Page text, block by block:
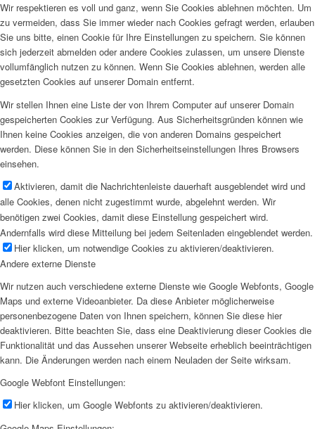
Wir respektieren es voll und ganz, wenn Sie Cookies ablehnen möchten. Um
zu vermeiden, dass Sie immer wieder nach Cookies gefragt werden, erlauben
Sie uns bitte, einen Cookie für Ihre Einstellungen zu speichern. Sie können
sich jederzeit abmelden oder andere Cookies zulassen, um unsere Dienste
vollumfänglich nutzen zu können. Wenn Sie Cookies ablehnen, werden alle
gesetzten Cookies auf unserer Domain entfernt.
Wir stellen Ihnen eine Liste der von Ihrem Computer auf unserer Domain
gespeicherten Cookies zur Verfügung. Aus Sicherheitsgründen können wie
Ihnen keine Cookies anzeigen, die von anderen Domains gespeichert
werden. Diese können Sie in den Sicherheitseinstellungen Ihres Browsers
einsehen.
Aktivieren, damit die Nachrichtenleiste dauerhaft ausgeblendet wird und
alle Cookies, denen nicht zugestimmt wurde, abgelehnt werden. Wir
benötigen zwei Cookies, damit diese Einstellung gespeichert wird.
Andernfalls wird diese Mitteilung bei jedem Seitenladen eingeblendet werden.
Hier klicken, um notwendige Cookies zu aktivieren/deaktivieren.
Andere externe Dienste
Wir nutzen auch verschiedene externe Dienste wie Google Webfonts, Google
Maps und externe Videoanbieter. Da diese Anbieter möglicherweise
personenbezogene Daten von Ihnen speichern, können Sie diese hier
deaktivieren. Bitte beachten Sie, dass eine Deaktivierung dieser Cookies die
Funktionalität und das Aussehen unserer Webseite erheblich beeinträchtigen
kann. Die Änderungen werden nach einem Neuladen der Seite wirksam.
Google Webfont Einstellungen:
Hier klicken, um Google Webfonts zu aktivieren/deaktivieren.